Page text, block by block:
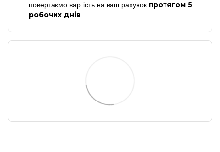
повертаємо вартість на ваш рахунок протягом 5
робочих днів .